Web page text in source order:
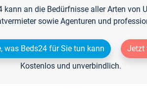
an die Bedürfnisse aller Arten von
sowie Agenturen und
was Beds24 für Sie tun kann
Jetzt
Kostenlos und unverbindlich.